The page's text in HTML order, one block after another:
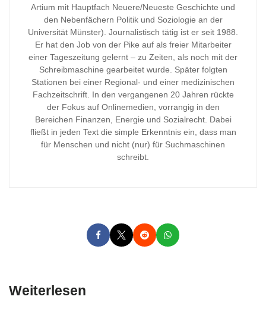
Artium mit Hauptfach Neuere/Neueste Geschichte und
den Nebenfächern Politik und Soziologie an der
Universität Münster). Journalistisch tätig ist er seit 1988.
Er hat den Job von der Pike auf als freier Mitarbeiter
einer Tageszeitung gelernt – zu Zeiten, als noch mit der
Schreibmaschine gearbeitet wurde. Später folgten
Stationen bei einer Regional- und einer medizinischen
Fachzeitschrift. In den vergangenen 20 Jahren rückte
der Fokus auf Onlinemedien, vorrangig in den
Bereichen Finanzen, Energie und Sozialrecht. Dabei
fließt in jeden Text die simple Erkenntnis ein, dass man
für Menschen und nicht (nur) für Suchmaschinen
schreibt.
Weiterlesen